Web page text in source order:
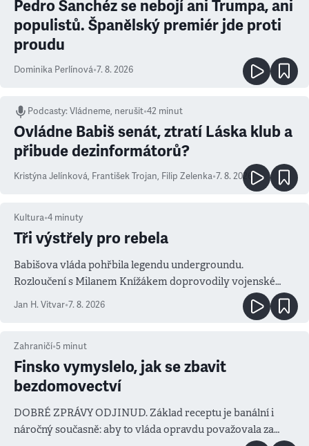
Pedro Sanchéz se nebojí ani Trumpa, ani
populistů. Španělský premiér jde proti
proudu
Dominika Perlínová•7. 8. 2026
Podcasty:Vládneme, nerušit•42 minut
Ovládne Babiš senát, ztratí Láska klub a
přibude dezinformátorů?
Kristýna Jelínková, František Trojan, Filip Zelenka•7. 8. 2026
Kultura•4 minuty
Tři výstřely pro rebela
Babišova vláda pohřbila legendu undergroundu.
Rozloučení s Milanem Knížákem doprovodily vojenské
Jan H. Vitvar•7. 8. 2026
Zahraničí•5 minut
Finsko vymyslelo, jak se zbavit
bezdomovectví
DOBRÉ ZPRÁVY ODJINUD. Základ receptu je banální i
náročný současně: aby to vláda opravdu považovala za